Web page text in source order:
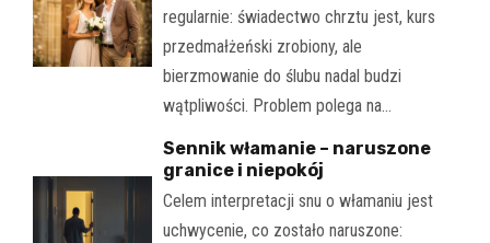
regularnie: świadectwo chrztu jest, kurs
przedmałżeński zrobiony, ale
bierzmowanie do ślubu nadal budzi
wątpliwości. Problem polega na…
Sennik włamanie – naruszone
granice i niepokój
Celem interpretacji snu o włamaniu jest
uchwycenie, co zostało naruszone: